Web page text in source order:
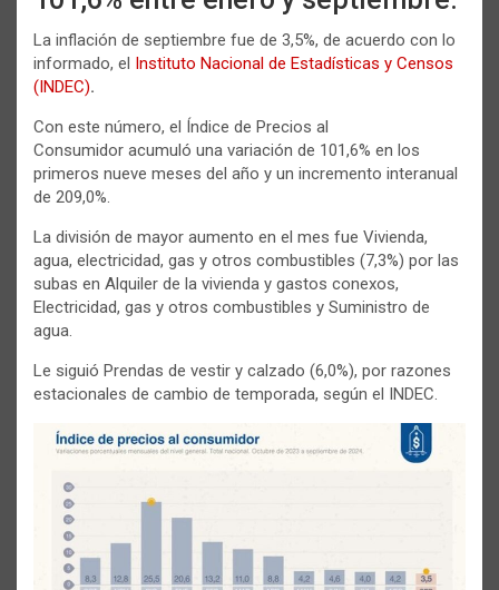
La inflación de septiembre fue de 3,5%, de acuerdo con lo
informado, el Instituto Nacional de Estadísticas y Censos
(INDEC).
Con este número, el Índice de Precios al
Consumidor acumuló una variación de 101,6% en los
primeros nueve meses del año y un incremento interanual
de 209,0%.
La división de mayor aumento en el mes fue Vivienda,
agua, electricidad, gas y otros combustibles (7,3%) por las
subas en Alquiler de la vivienda y gastos conexos,
Electricidad, gas y otros combustibles y Suministro de
agua.
Le siguió Prendas de vestir y calzado (6,0%), por razones
estacionales de cambio de temporada, según el INDEC.